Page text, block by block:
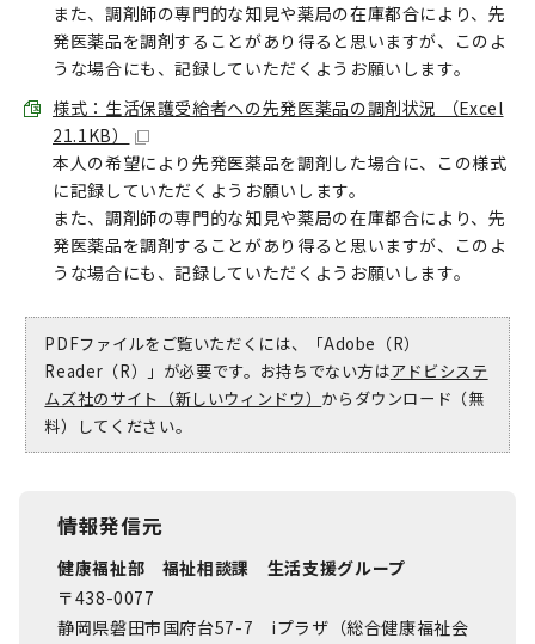
また、調剤師の専門的な知見や薬局の在庫都合により、先
発医薬品を調剤することがあり得ると思いますが、このよ
うな場合にも、記録していただくようお願いします。
様式：生活保護受給者への先発医薬品の調剤状況 （Excel
21.1KB）
本人の希望により先発医薬品を調剤した場合に、この様式
に記録していただくようお願いします。
また、調剤師の専門的な知見や薬局の在庫都合により、先
発医薬品を調剤することがあり得ると思いますが、このよ
うな場合にも、記録していただくようお願いします。
PDFファイルをご覧いただくには、「Adobe（R）
Reader（R）」が必要です。お持ちでない方はアドビシステ
ムズ社のサイト（新しいウィンドウ） からダウンロード（無
料）してください。
情報発信元
健康福祉部 福祉相談課 生活支援グループ
〒438-0077
静岡県磐田市国府台57-7 iプラザ（総合健康福祉会